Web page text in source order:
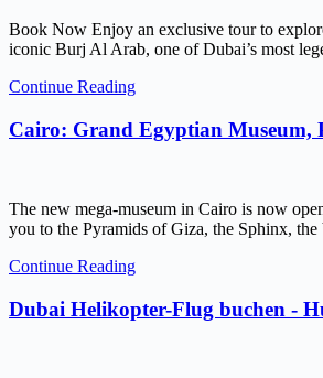
Book Now Enjoy an exclusive tour to
iconic Burj Al Arab, one of Dubai’s most
Continue Reading
Cairo: Grand Egyptian
The new mega-museum in Cairo is now
you to the Pyramids of Giza, the Sphinx,
Continue Reading
Dubai Helikopter-Flug buchen -